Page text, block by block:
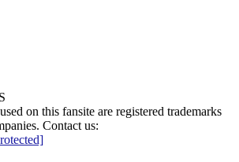
on this fansite are registered trademarks
Contact us: